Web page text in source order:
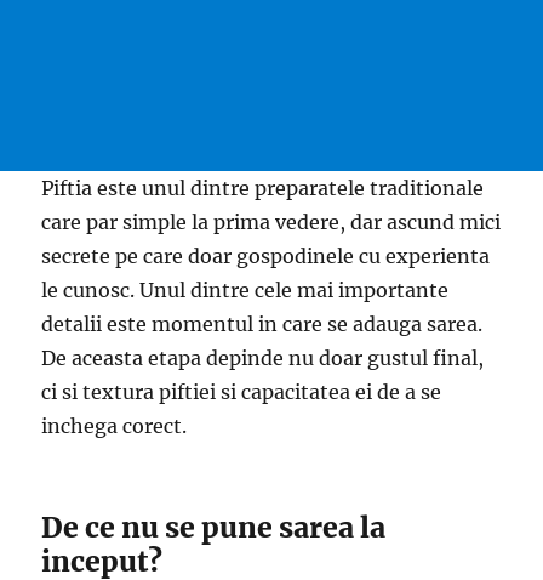
Piftia este unul dintre preparatele traditionale
care par simple la prima vedere, dar ascund mici
secrete pe care doar gospodinele cu experienta
le cunosc. Unul dintre cele mai importante
detalii este momentul in care se adauga sarea.
De aceasta etapa depinde nu doar gustul final,
ci si textura piftiei si capacitatea ei de a se
inchega corect.
De ce nu se pune sarea la
inceput?